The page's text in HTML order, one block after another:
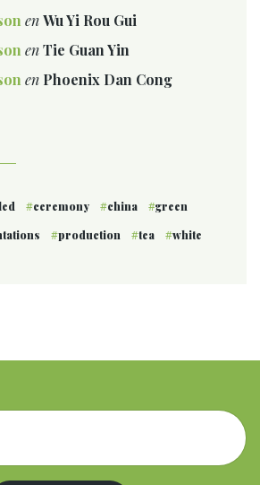
enWu Yi Rou Gui
enTie Guan Yin
en Phoenix Dan Cong
ceremony china
green
production tea white